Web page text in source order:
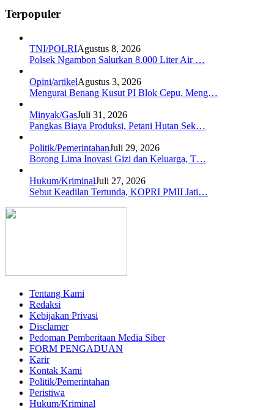
Terpopuler
TNI/POLRIAgustus 8, 2026
Polsek Ngambon Salurkan 8.000 Liter Air …
Opini/artikelAgustus 3, 2026
Mengurai Benang Kusut PI Blok Cepu, Meng…
Minyak/GasJuli 31, 2026
Pangkas Biaya Produksi, Petani Hutan Sek…
Politik/PemerintahanJuli 29, 2026
Borong Lima Inovasi Gizi dan Keluarga, T…
Hukum/KriminalJuli 27, 2026
Sebut Keadilan Tertunda, KOPRI PMII Jati…
Tentang Kami
Redaksi
Kebijakan Privasi
Disclamer
Pedoman Pemberitaan Media Siber
FORM PENGADUAN
Karir
Kontak Kami
Politik/Pemerintahan
Peristiwa
Hukum/Kriminal